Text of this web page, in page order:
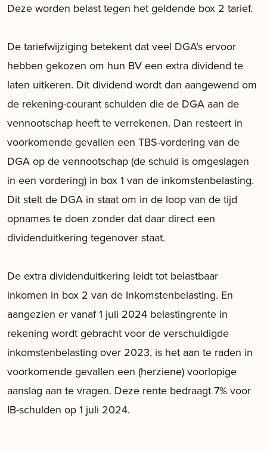
Deze worden belast tegen het geldende box 2 tarief.
De tariefwijziging betekent dat veel DGA’s ervoor
hebben gekozen om hun BV een extra dividend te
laten uitkeren. Dit dividend wordt dan aangewend om
de rekening-courant schulden die de DGA aan de
vennootschap heeft te verrekenen. Dan resteert in
voorkomende gevallen een TBS-vordering van de
DGA op de vennootschap (de schuld is omgeslagen
in een vordering) in box 1 van de inkomstenbelasting.
Dit stelt de DGA in staat om in de loop van de tijd
opnames te doen zonder dat daar direct een
dividenduitkering tegenover staat.
De extra dividenduitkering leidt tot belastbaar
inkomen in box 2 van de Inkomstenbelasting. En
aangezien er vanaf 1 juli 2024 belastingrente in
rekening wordt gebracht voor de verschuldigde
inkomstenbelasting over 2023, is het aan te raden in
voorkomende gevallen een (herziene) voorlopige
aanslag aan te vragen. Deze rente bedraagt 7% voor
IB-schulden op 1 juli 2024.